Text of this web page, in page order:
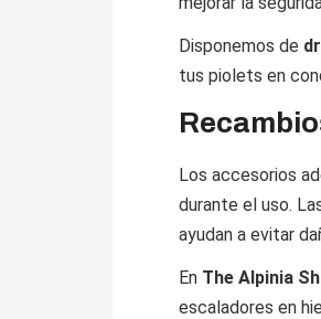
Disponemos de
tus piolets en
Los accesorios
durante el uso.
ayudan a evitar
En The Alpinia
escaladores en